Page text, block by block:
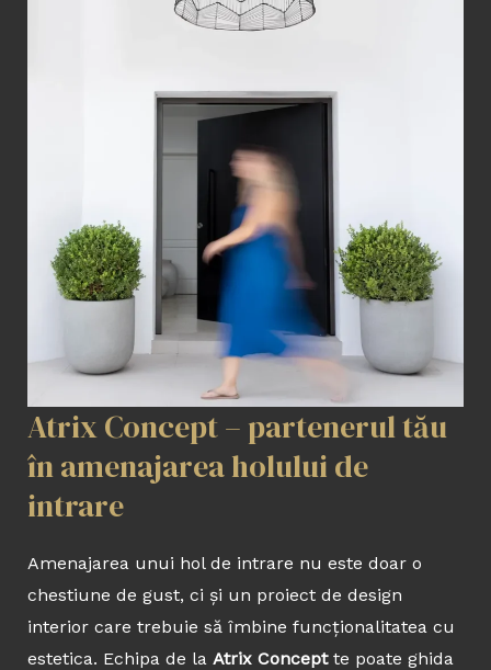
Atrix Concept – partenerul tău
în amenajarea holului de
intrare
Amenajarea unui hol de intrare nu este doar o
chestiune de gust, ci și un proiect de design
interior care trebuie să îmbine funcționalitatea cu
estetica. Echipa de la Atrix Conceptte poate ghida